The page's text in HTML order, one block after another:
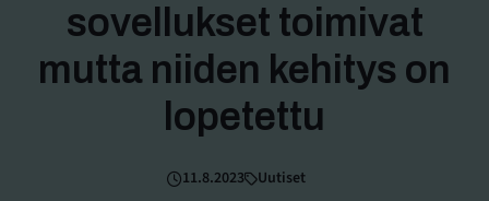
sovellukset toimivat
mutta niiden kehitys on
lopetettu
11.8.2023 Uutiset